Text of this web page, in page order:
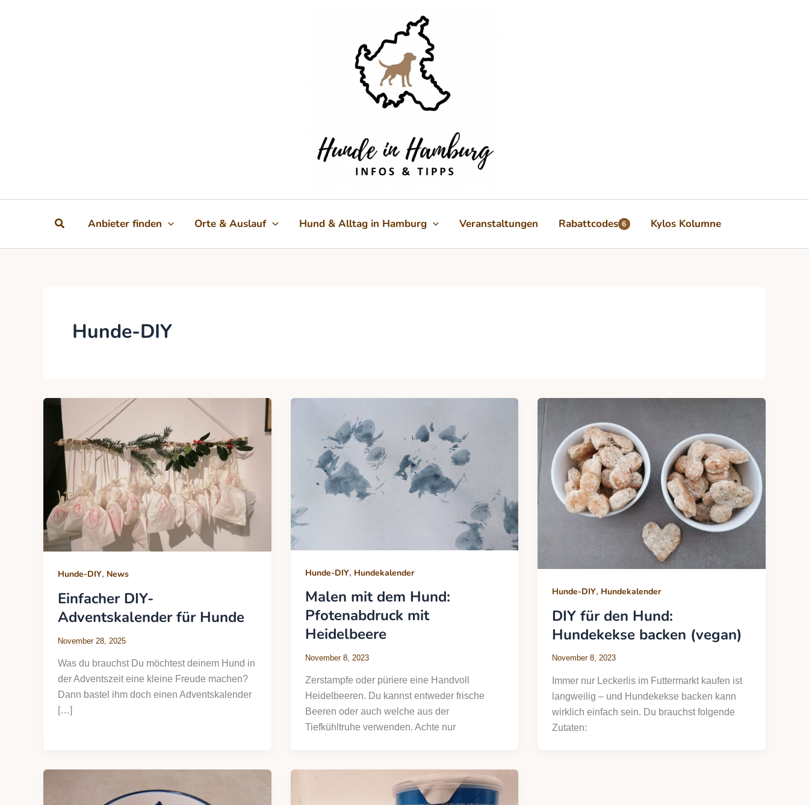
SuchenAnbieter finden Orte & Auslauf Hund & Alltag in Hamburg Veranstaltungen Rabattcodes 6 Kylos Kolumne
Hunde-DIY
Hunde-DIY, News
Einfacher DIY-
Adventskalender für Hunde
November 28, 2025
Was du brauchst Du möchtest deinem Hund in
der Adventszeit eine kleine Freude machen?
Dann bastel ihm doch einen Adventskalender
[…]
Hunde-DIY, Hundekalender
Malen mit dem Hund:
Pfotenabdruck mit
Heidelbeere
November 8, 2023
Zerstampfe oder püriere eine Handvoll
Heidelbeeren. Du kannst entweder frische
Beeren oder auch welche aus der
Tiefkühltruhe verwenden. Achte nur
Hunde-DIY, Hundekalender
DIY für den Hund:
Hundekekse backen (vegan)
November 8, 2023
Immer nur Leckerlis im Futtermarkt kaufen ist
langweilig – und Hundekekse backen kann
wirklich einfach sein. Du brauchst folgende
Zutaten: